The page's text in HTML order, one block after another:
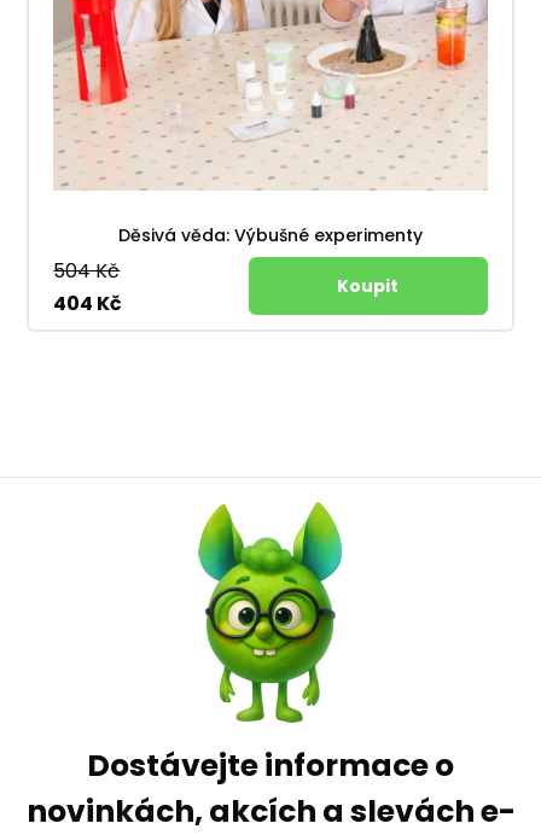
Děsivá věda: Výbušné experimenty
504 Kč
404 Kč
Dostávejte informace o
novinkách, akcích a slevách e-